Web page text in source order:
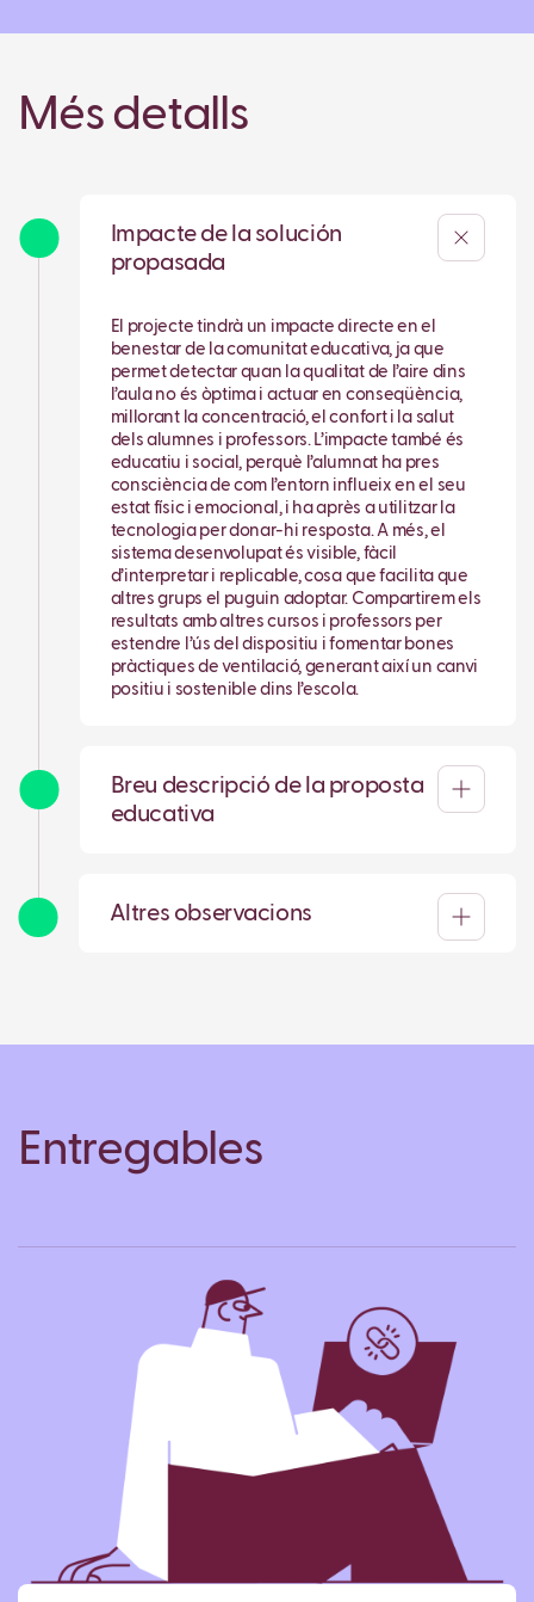
Més detalls
Impacte de la solución
propasada
El projecte tindrà un impacte directe en el
benestar de la comunitat educativa, ja que
permet detectar quan la qualitat de l’aire dins
l’aula no és òptima i actuar en conseqüència,
millorant la concentració, el confort i la salut
dels alumnes i professors. L’impacte també és
educatiu i social, perquè l’alumnat ha pres
consciència de com l’entorn influeix en el seu
estat físic i emocional, i ha après a utilitzar la
tecnologia per donar-hi resposta. A més, el
sistema desenvolupat és visible, fàcil
d’interpretar i replicable, cosa que facilita que
altres grups el puguin adoptar. Compartirem els
resultats amb altres cursos i professors per
estendre l’ús del dispositiu i fomentar bones
pràctiques de ventilació, generant així un canvi
positiu i sostenible dins l’escola.
Breu descripció de la proposta
educativa
Altres observacions
Entregables